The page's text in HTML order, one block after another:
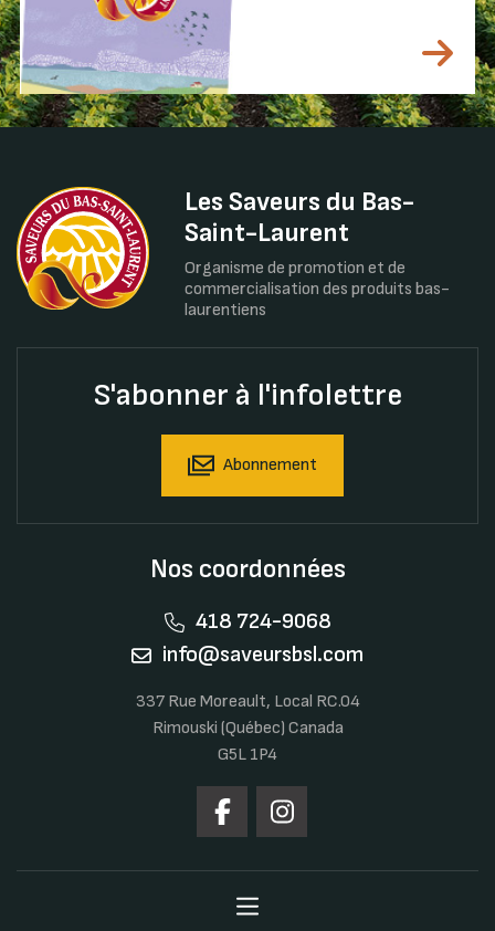
Les Saveurs du Bas-
Saint-Laurent
Organisme de promotion et de
commercialisation des produits bas-
laurentiens
S'abonner à l'infolettre
Abonnement
Nos coordonnées
418 724-9068
info@saveursbsl.com
337 Rue Moreault, Local RC.04
Rimouski (Québec) Canada
G5L 1P4